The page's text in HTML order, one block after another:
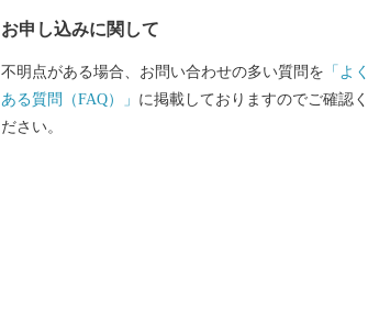
してください！！
お申し込みに関して
不明点がある場合、お問い合わせの多い質問を 「よく
ある質問（FAQ）」 に掲載しておりますのでご確認く
ださい。